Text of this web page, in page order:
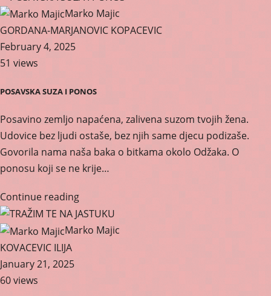
Marko Majic
GORDANA-MARJANOVIC KOPACEVIC
February 4, 2025
51 views
POSAVSKA SUZA I PONOS
Posavino zemljo napaćena, zalivena suzom tvojih žena.
Udovice bez ljudi ostaše, bez njih same djecu podizaše.
Govorila nama naša baka o bitkama okolo Odžaka. O
ponosu koji se ne krije…
Continue reading
Marko Majic
KOVACEVIC ILIJA
January 21, 2025
60 views